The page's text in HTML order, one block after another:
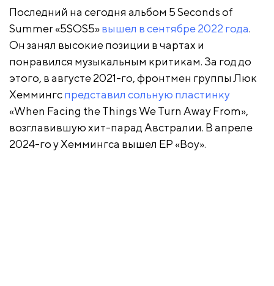
Последний на сегодня альбом 5 Seconds of
Summer «5SOS5»вышел в сентябре 2022 года.
Он занял высокие позиции в чартах и
понравился музыкальным критикам. За год до
этого, в августе 2021-го, фронтмен группы Люк
Хеммингспредставил сольную пластинку
«When Facing the Things We Turn Away From»,
возглавившую хит-парад Австралии. В апреле
2024-го у Хеммингса вышел EP «Boy».